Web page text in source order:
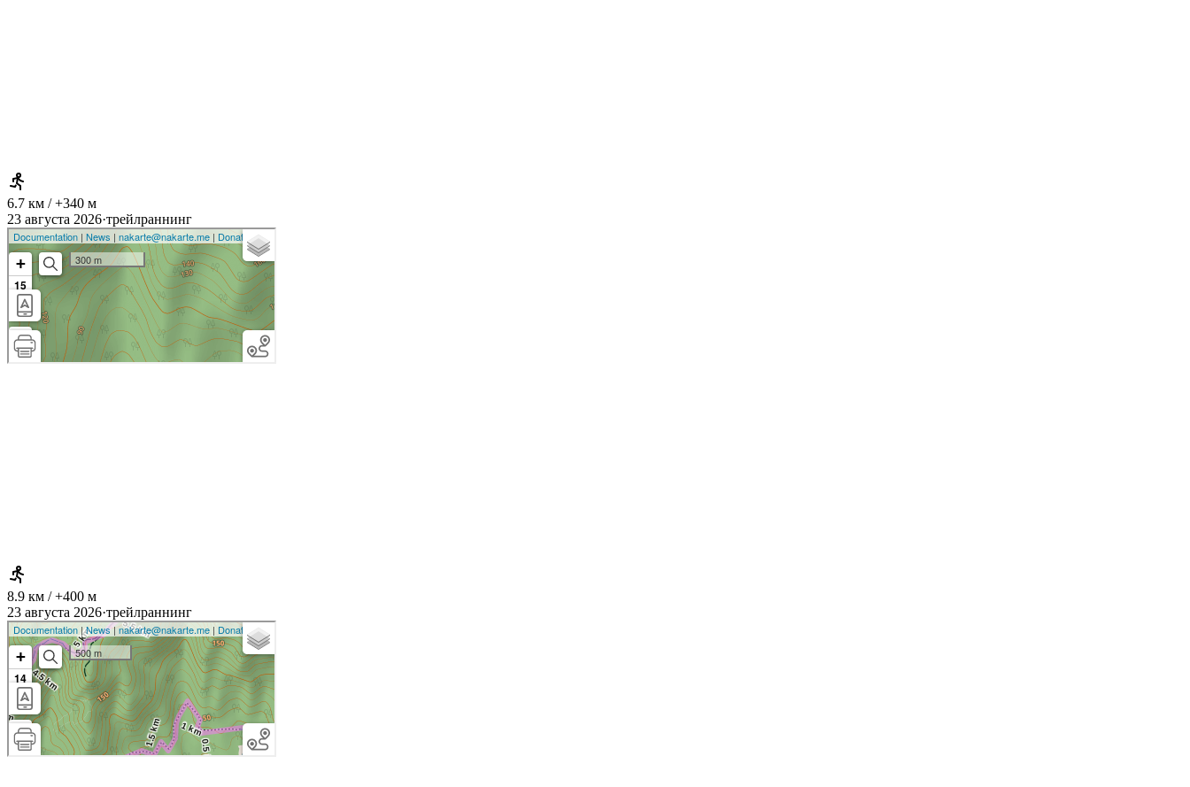
6.7 км / +340 м
23 августа 2026·трейлраннинг
8.9 км / +400 м
23 августа 2026·трейлраннинг